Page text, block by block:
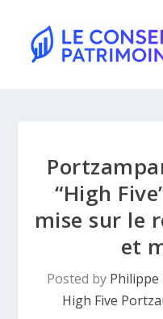
“High
mise sur le
et
Posted by Philippe
High Five